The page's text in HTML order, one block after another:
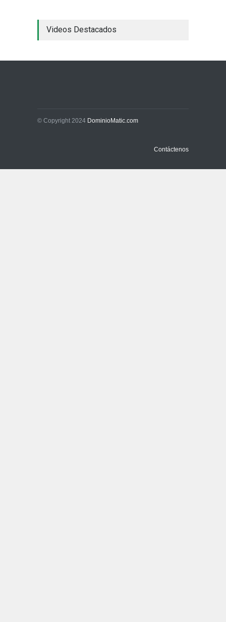
industrial y el golpe puede
Sin Categoría 1 de agosto de 2026
Videos Destacados
© Copyright 2024 DominioMatic.com
Contáctenos